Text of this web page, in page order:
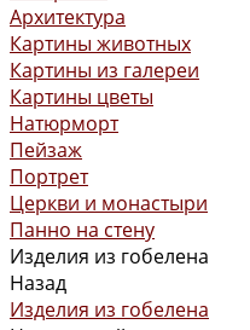
Архитектура
Картины животных
Картины из галереи
Картины цветы
Натюрморт
Пейзаж
Портрет
Церкви и монастыри
Панно на стену
Изделия из гобелена
Назад
Изделия из гобелена